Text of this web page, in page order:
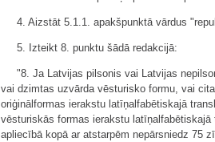
4. Aizstāt 5.1.1. apakšpunktā vārdus
5. Izteikt 8. punktu šādā redakcijā:
"8. Ja Latvijas pilsonis vai Latvijas
vai dzimtas uzvārda vēsturisko formu, vai
oriģinālformas ierakstu latīņalfabētiskajā
vēsturiskās formas ierakstu
apliecībā kopā ar atstarpēm nepārsniedz 75